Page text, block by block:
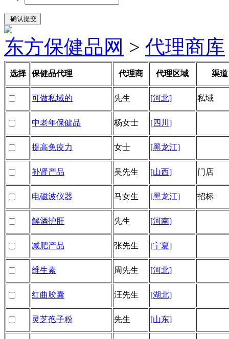
东方保健品网 > 代理商库
选择 保健品代理 代理商 代理区域 渠道
可做私域的 先生 [河北] 私域
中老年保健品 杨女士 [四川]
提高免疫力 女士 [黑龙江]
补肾产品 吴先生 [山西] 门店
电磁波仪器 马女生 [黑龙江] 招标
解酒护肝 先生 [河南]
减肥产品 张先生 [宁夏]
维生素 周先生 [河北]
红曲胶囊 汪先生 [湖北]
灵芝孢子粉 先生 [山东]